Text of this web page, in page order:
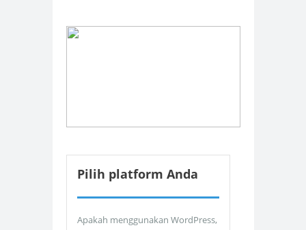
Pilih platform Anda
Apakah menggunakan WordPress,